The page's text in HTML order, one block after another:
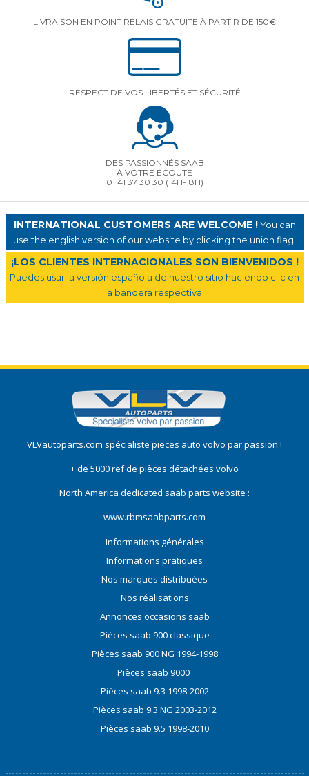
LIVRAISON EN POINT RELAIS GRATUITE À PARTIR DE 150€
RESPECT DE VOS LIBERTÉS ET SÉCURITÉ
DES PASSIONNÉS SAAB
À VOTRE ÉCOUTE
01 41 37 30 30 (14H-18H)
INTERNATIONAL CUSTOMERS ARE WELCOME !You can
use the english version of our website by clicking the union flag.
¡LOS CLIENTES INTERNACIONALES SON BIENVENIDOS !
Puedes usar la versión española de nuestro sitio haciendo clic en
la bandera respectiva.
VLVautoparts.com spécialiste pieces auto volvo par passion !
+ de 5000 ref de pièces détachées volvo
North America dedicated saab parts website :
www.rbmsaabparts.com
Informations générales
Informations pratiques
Nos marques distribuées
Nos réalisations
Annonces occasions saab
Pièces saab 900 classique
Pièces saab 900 NG 1994-1998
Pièces saab 9000
Pièces saab 9.3 1998-2002
Pièces saab 9.3 NG 2003-2012
Pièces saab 9.5 1998-2010